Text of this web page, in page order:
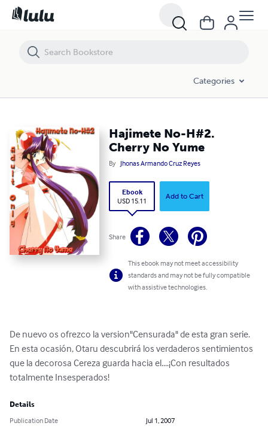
Categories
Hajimete No-H#2.
Cherry No Yume
By Jhonas Armando Cruz Reyes
Ebook
USD 15.11
Add to Cart
Share
This ebook may not meet accessibility
standards and may not be fully compatible
with assistive technologies.
De nuevo os ofrezco la version"Censurada" de esta gran serie.
En esta ocasión, Otaru descubrirá los verdaderos sentimientos
que la decorosa Cereza guarda hacia el....¡Con resultados
totalmente Insesperados!
Details
Publication Date
Jul 1, 2007
Hajimete No-H#2. Cherry No Yume